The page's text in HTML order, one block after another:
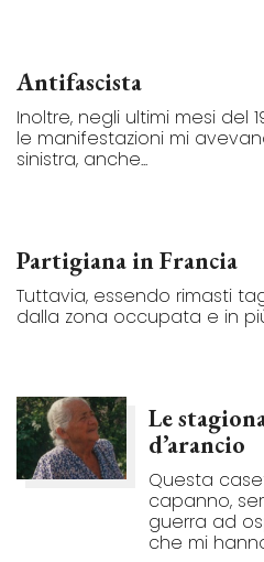
Antifascista
Inoltre, negli ultimi mesi del
le manifestazioni mi
sinistra, anche...
Partigiana in Francia
Tuttavia, essendo rimasti
dalla zona occupata e in
Le
d’arancio
Questa
capanno,
guerra ad
che mi